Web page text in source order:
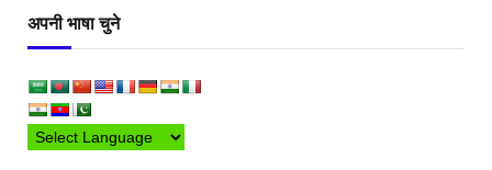
अपनी भाषा चुने